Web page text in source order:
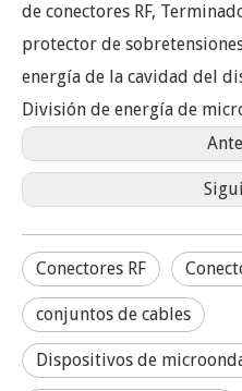
de conectores RF,
protector de
energía de la cavidad del
División de energía de
Conectores RF
conjuntos de cables
Dispositivos de